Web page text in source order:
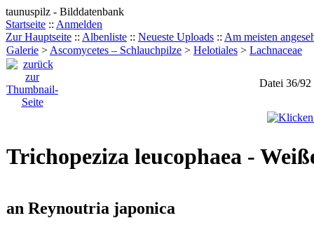
taunuspilz - Bilddatenbank
Startseite :: Anmelden
Zur Hauptseite :: Albenliste :: Neueste Uploads :: Am meisten
Galerie > Ascomycetes – Schlauchpilze > Helotiales > Lachnaceae
Datei 36/92
Trichopeziza leucophaea -
an Reynoutria japonica